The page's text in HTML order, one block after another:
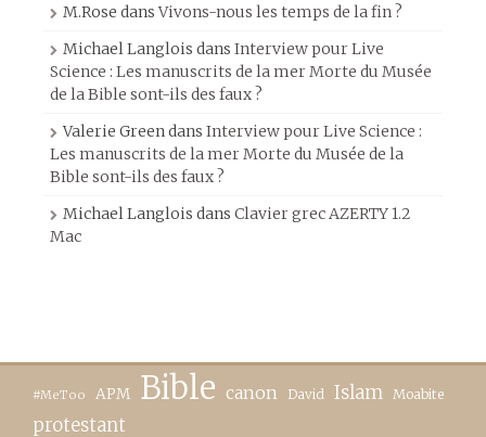
M.Rose dansVivons-nous les temps de la fin ?
Michael Langlois dans Interview pour Live
Science : Les manuscrits de la mer Morte du Musée
de la Bible sont-ils des faux ?
Valerie Greendans Interview pour Live Science :
Les manuscrits de la mer Morte du Musée de la
Bible sont-ils des faux ?
Michael Langlois dans Clavier grec AZERTY 1.2
Mac
#MeToo APM Bible canon David Islam Moabite
protestant